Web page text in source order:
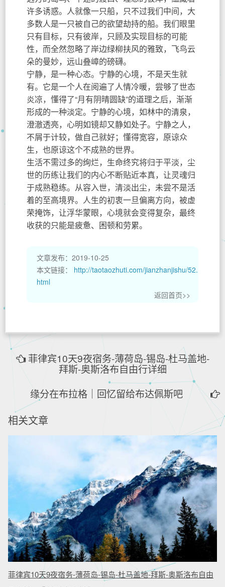
许多诱惑。人就像一只船，只不过我们中间，大
多数人是一只被自己的欲望劫持的船。我们眼里
只有目标，只有彼岸，只顾及实现目标的可能
性，而全然忽略了岸边绿柳扶风的雅致，飞鸟云
朵的曼妙，远山叠嶂的磅礴。
宁静，是一种心态。宁静的心境，不是天生就
有。它是一个人在阅遍了人情冷暖，尝够了世态
炎凉，懂得了“月有阴晴圆缺”的道理之后，渐渐
形成的一种淡定。宁静的心境，如林中的清泉，
澄澈透亮，心明如镜却又静如处子。宁静之人，
不屑于计较，做自己就好；懂得宽容，原谅众
生，也原谅这个不成熟的世界。
生活不需过多的绚烂，生命终究将归于平淡，尘
世的历练让我们的内心不断贴近本真，让灵魂归
于成熟稳练。从容入世，清淡出尘，未尝不是活
着的至高境界。人生的初衷一旦偏离方向，被虚
荣掩饰，让浮华蒙眼，心境就会变得复杂，最终
收获的只能是疲惫、困顿和劳累。
文章发布：2019-10-25
本文链接： http://taotaozhuti.com/jianzhanjishu/52.
html
返回首页>>
菲律宾10天9夜宿务-薄荷岛-锡岛-杜马盖地-
拜斯-奥斯洛布自由行详细
缘分在布拉格｜回忆留给布达佩斯吧
相关文章
菲律宾10天9夜宿务-薄荷岛-锡岛-杜马盖地-拜斯-奥斯洛布自由